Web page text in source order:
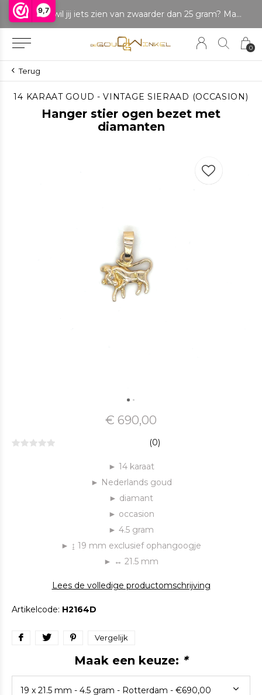
9,7
0
LET OP: wil jij iets zien van zwaarder dan 25 gram? Maak dan een afspraak om het product te bekijken. Producten boven de 25 gram NIET aanwezig in winkel.
Terug
14 KARAAT GOUD - VINTAGE SIERAAD (OCCASION)
Hanger stier ogen bezet met
diamanten
€ 690,00
(0)
► 14 karaat
► Nederlands goud
► diamant
► occasion
► 4.5 gram
► ↨ 19 mm exclusief ophangoogje
► ↔ 21.5 mm
Lees de volledige productomschrijving
Artikelcode: H2164D
Vergelijk
Maak een keuze: *